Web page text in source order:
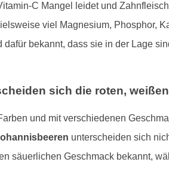
C Mangel leidet und
viel Magnesium, Phosphor,
bekannt, dass sie in der Lage
sich die roten,
und mit verschiedenen
unterscheiden sich
säuerlichen Geschmack bekannt,